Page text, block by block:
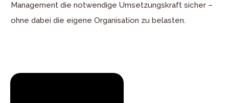
Management die notwendige Umsetzungskraft sicher –
ohne dabei die eigene Organisation zu belasten.